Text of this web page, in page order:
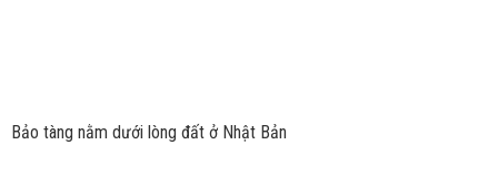
Bảo tàng nằm dưới lòng đất ở Nhật Bản